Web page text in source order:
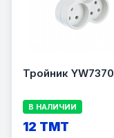
Тройник YW7370
В НАЛИЧИИ
12 TMT